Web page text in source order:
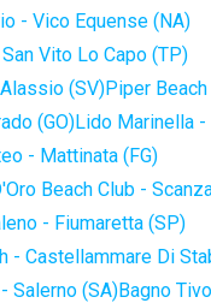
- Vico Equense (NA)
Vito Lo Capo (TP)
(SV)Piper Beach
(GO)Lido Marinella
- Mattinata (FG)
Beach Club -
- Fiumaretta (SP)
- Castellammare Di
Salerno (SA)Bagno